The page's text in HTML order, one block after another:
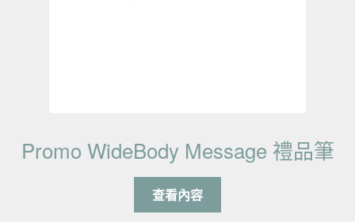
Promo WideBody Message 禮品筆
查看內容